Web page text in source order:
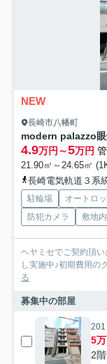
NEW
長崎市八幡町
modern palazzo
4.9万円～5万円
21.90㎡～24.65㎡
長崎電気軌道３系
駐輪場 オートロ
防犯カメラ
敷地
ヘヤミセでご契約頂
し実施中♪初期費用の
る
募集中の部屋
201
5
2